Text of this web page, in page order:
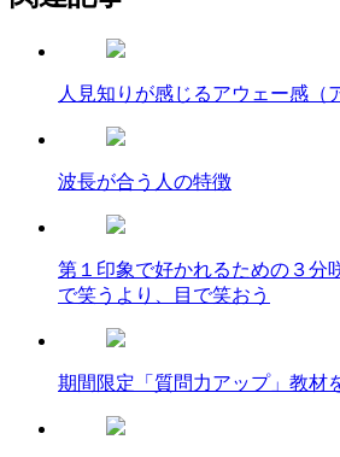
人見知りが感じるアウェー感（
波長が合う人の特徴
第１印象で好かれるための３分
で笑うより、目で笑おう
期間限定「質問力アップ」教材